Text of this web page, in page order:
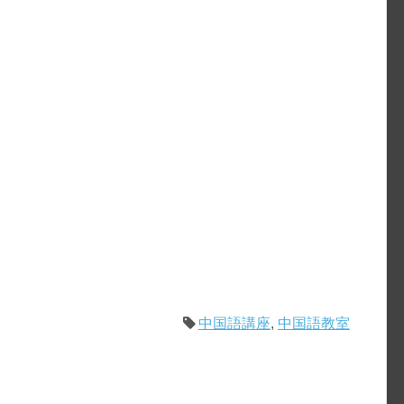
中国語講座, 中国語教室